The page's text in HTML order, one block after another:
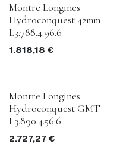
Montre Longines
Hydroconquest 42mm
L3.788.4.96.6
1.818,18 €
Montre Longines
Hydroconquest GMT
L3.890.4.56.6
2.727,27 €